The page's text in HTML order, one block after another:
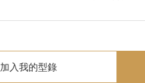
加入我的型錄